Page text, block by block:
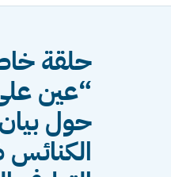
حلقة
“عين
حول